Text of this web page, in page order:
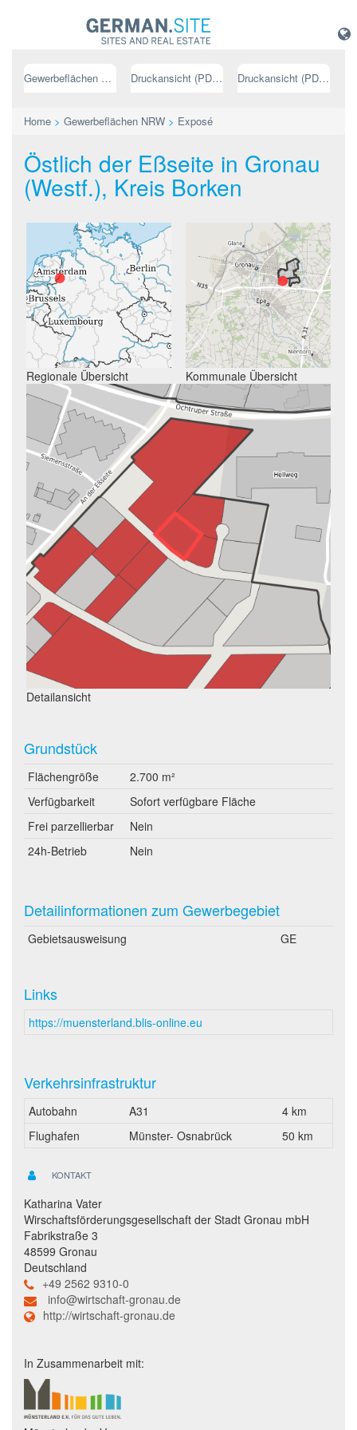
Gewerbeflächen NRW Druckansicht (PDF) // deutsch Druckansicht (PDF) // englisch
Home > Gewerbeflächen NRW > Exposé
Östlich der Eßseite in Gronau
(Westf.), Kreis Borken
Regionale Übersicht Kommunale Übersicht
Detailansicht
Grundstück
Flächengröße
2.700 m²
Verfügbarkeit
Sofort verfügbare Fläche
Frei parzellierbar
Nein
24h-Betrieb
Nein
Detailinformationen zum Gewerbegebiet
Gebietsausweisung GE
Links
https://muensterland.blis-online.eu
Verkehrsinfrastruktur
Autobahn A31
4 km
Flughafen
Münster- Osnabrück 50 km
KONTAKT
Katharina Vater
Wirschaftsförderungsgesellschaft der Stadt Gronau mbH
Fabrikstraße 3
48599 Gronau
Deutschland
+49 2562 9310-0
info@wirtschaft-gronau.de
http://wirtschaft-gronau.de
In Zusammenarbeit mit: